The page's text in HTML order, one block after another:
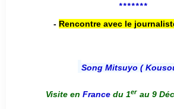
*******
- Rencontre avec le
Song Mitsuyo (
Visite en France du 1er au 9